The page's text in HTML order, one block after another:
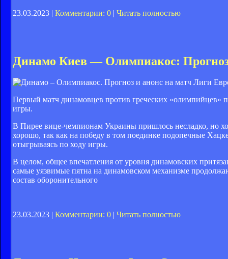
23.03.2023 | Комментарии: 0 | Читать полностью
Динамо Киев — Олимпиакос:
Первый матч динамовцев против греческих «олимпийцев»
игры.
В Пирее вице-чемпионам Украины пришлось несладко, но
хорошо, так как на победу в том поединке подопечные
отыгрываясь по ходу игры.
В целом, общее впечатления от уровня динамовских
самые уязвимые пятна на динамовском механизме
состав оборонительного
23.03.2023 | Комментарии: 0 Читать полностью